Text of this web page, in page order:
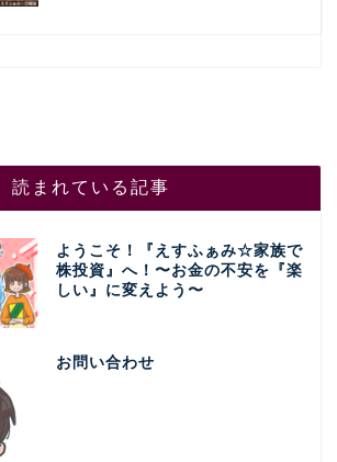
読まれている記事
ようこそ！『えすふぁみ☆家族で
株投資』へ！〜お金の不安を『楽
しい』に変えよう〜
お問い合わせ